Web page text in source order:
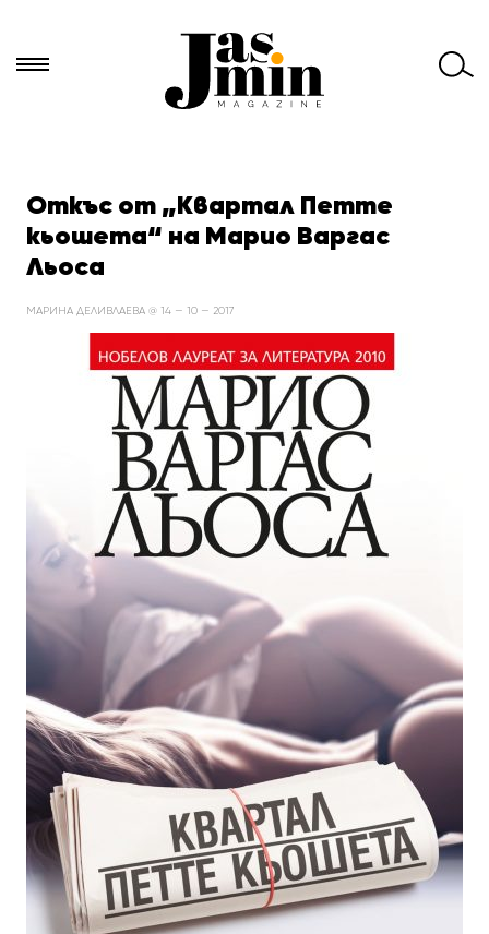
за:Откъс от „Квартал Петте
кьошета“ на Марио Варгас
Льоса
МАРИНА ДЕЛИВЛАЕВА @ 14 — 10 — 2017